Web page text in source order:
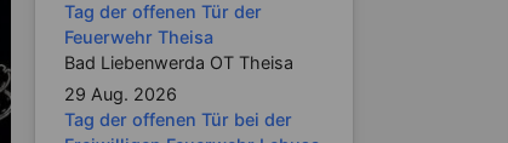
Tag der offenen Tür der
Feuerwehr Theisa
Bad Liebenwerda OT Theisa
29 Aug. 2026
Tag der offenen Tür bei der